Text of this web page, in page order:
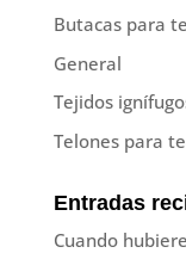
Butacas para
General
Tejidos
Telones para
Entradas
Cuando